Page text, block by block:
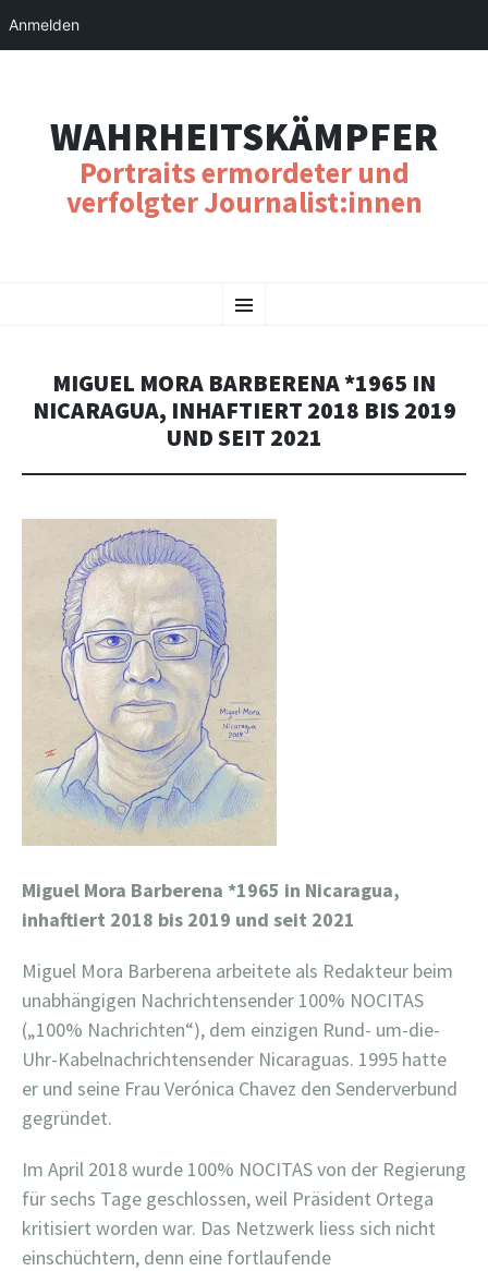
WAHRHEITSKÄMPFER
Portraits ermordeter und
verfolgter Journalist:innen
Menu
TO
MIGUEL MORA BARBERENA *1965 IN
NICARAGUA, INHAFTIERT 2018 BIS 2019
UND SEIT 2021
Miguel Mora Barberena *1965 in Nicaragua,
inhaftiert 2018 bis 2019 und seit 2021
Miguel Mora Barberena arbeitete als Redakteur beim
unabhängigen Nachrichtensender 100% NOCITAS
(„100% Nachrichten“), dem einzigen Rund- um-die-
Uhr-Kabelnachrichtensender Nicaraguas. 1995 hatte
er und seine Frau Verónica Chavez den Senderverbund
gegründet.
Im April 2018 wurde 100% NOCITAS von der Regierung
für sechs Tage geschlossen, weil Präsident Ortega
kritisiert worden war. Das Netzwerk liess sich nicht
einschüchtern, denn eine fortlaufende
Anmelden